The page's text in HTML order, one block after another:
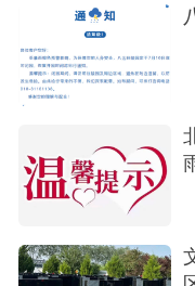
代客祭扫 遥寄深
万桐园推出的多
客户无法亲自来园
碑、敬献鲜花、鞠
传递给客户，为客
选择。